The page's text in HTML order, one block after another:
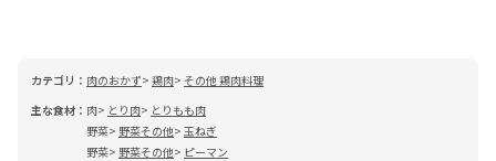
カテゴリ： 肉のおかず 鶏肉 その他 鶏肉料理
主な食材： 肉 とり肉
とりもも肉
野菜
野菜その他
玉ねぎ
野菜
野菜その他
ピーマン